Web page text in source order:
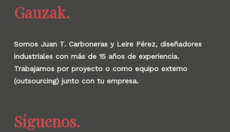
Gauzak.
Somos Juan T. Carboneras y Leire Pérez, diseñadores
industriales con más de 15 años de experiencia.
Trabajamos por proyecto o como equipo externo
(outsourcing) junto con tu empresa.
Síguenos.